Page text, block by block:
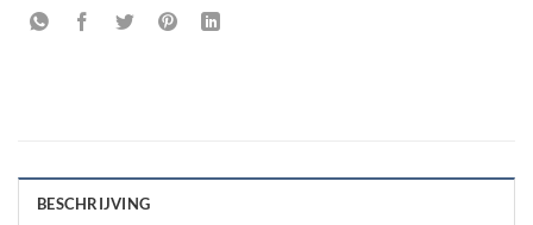
BESCHRIJVING